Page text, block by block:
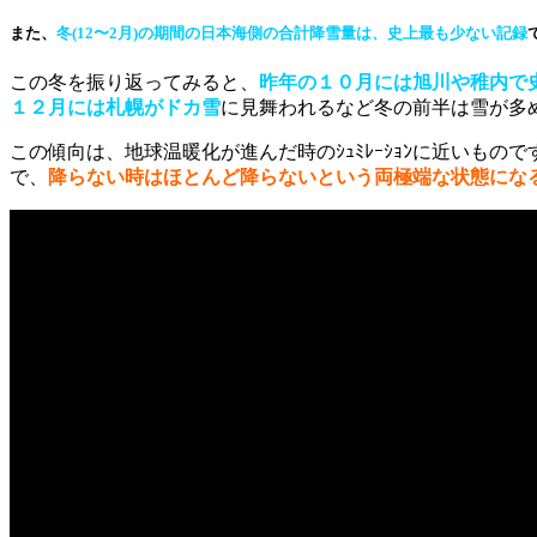
また、 冬(12〜2月)の期間の日本海側の合計降雪量は、史上最も少ない記録
この冬を振り返ってみると、
昨年の１０月には旭川や稚内で
１２月には札幌がドカ雪に見舞われるなど冬の前半は雪が
この傾向は、地球温暖化が進んだ時のｼｭﾐﾚｰｼｮﾝに近いもので
で、
降らない時はほとんど降らないという両極端な状態にな